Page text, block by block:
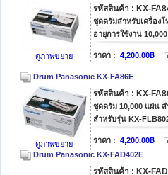
ดูภาพขยาย
รหัสสินค้า : KX-
ชุดดรัมสำหรับเครื่อง
อายุการใช้งาน
ราคา : 4,200.00฿
Drum Panasonic KX-FA86E
ดูภาพขยาย
รหัสสินค้า : KX-
ชุดดรัม 10,000 แผ่น ส
สำหรับรุ่น KX-
ราคา : 4,200.00฿
Drum Panasonic KX-FAD402E
รหัสสินค้า : KX-